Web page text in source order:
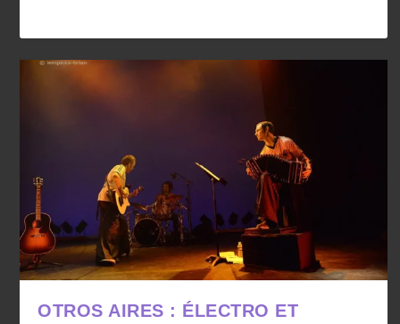
OTROS AIRES : ÉLECTRO ET